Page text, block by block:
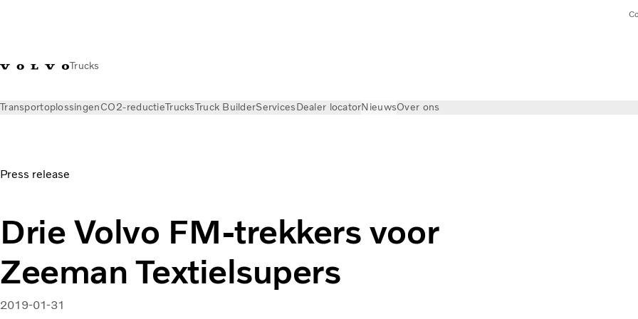
Trucks
TransportoplossingenCO2-reductieTrucksTruck BuilderServicesDealer locatorNieuwsOver ons
Press release
Drie Volvo FM-trekkers voor
Zeeman Textielsupers
2019-01-31